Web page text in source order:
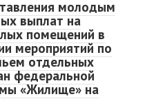
молодым
выплат на
помещений в
мероприятий по
отдельных
федеральной
«Жилище» на